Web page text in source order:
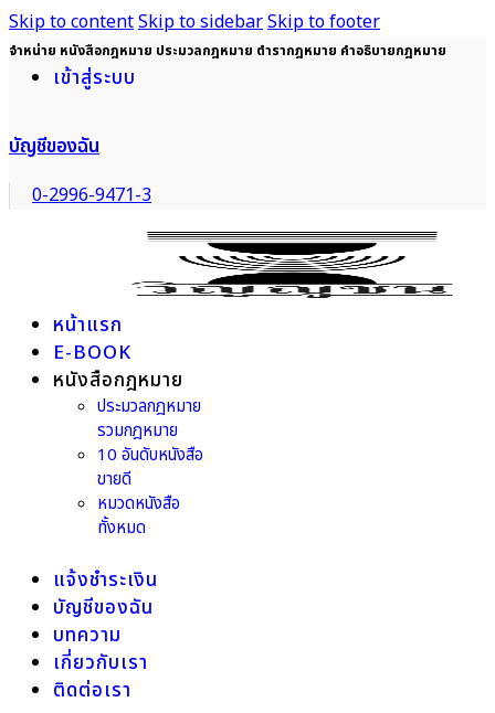
Skip to contentSkip to sidebarSkip to footer
จำหน่าย หนังสือกฎหมาย ประมวลกฎหมาย ตำรากฎหมาย คำอธิบายกฎหมาย
เข้าสู่ระบบ
บัญชีของฉัน
0-2996-9471-3
หน้าแรก
E-BOOK
หนังสือกฎหมาย
ประมวลกฎหมาย
รวมกฎหมาย
10 อันดับหนังสือ
ขายดี
หมวดหนังสือ
ทั้งหมด
แจ้งชำระเงิน
บัญชีของฉัน
บทความ
เกี่ยวกับเรา
ติดต่อเรา